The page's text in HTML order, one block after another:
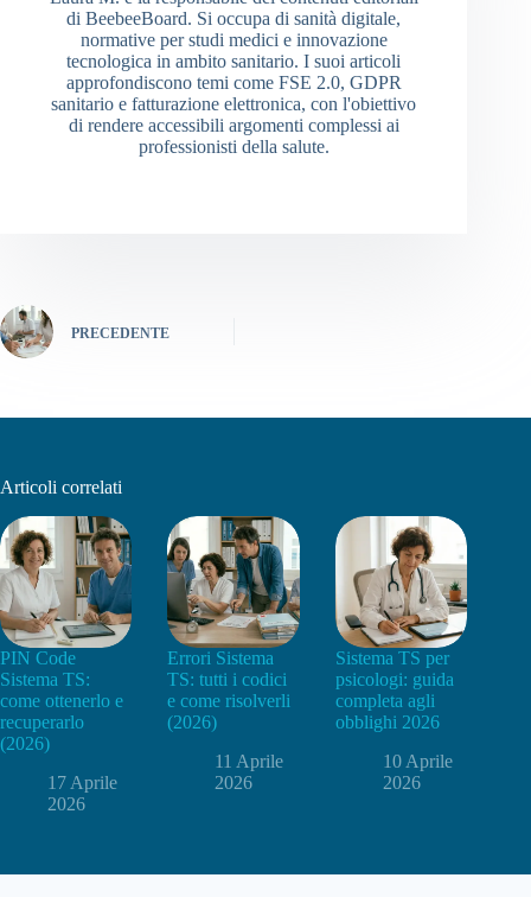
di BeebeeBoard. Si occupa di sanità digitale,
normative per studi medici e innovazione
tecnologica in ambito sanitario. I suoi articoli
approfondiscono temi come FSE 2.0, GDPR
sanitario e fatturazione elettronica, con l'obiettivo
di rendere accessibili argomenti complessi ai
professionisti della salute.
PRECEDENTE
Articoli correlati
PIN Code
Sistema TS:
come ottenerlo e
recuperarlo
(2026)
17 Aprile
2026
Errori Sistema
TS: tutti i codici
e come risolverli
(2026)
11 Aprile
2026
Sistema TS per
psicologi: guida
completa agli
obblighi 2026
10 Aprile
2026